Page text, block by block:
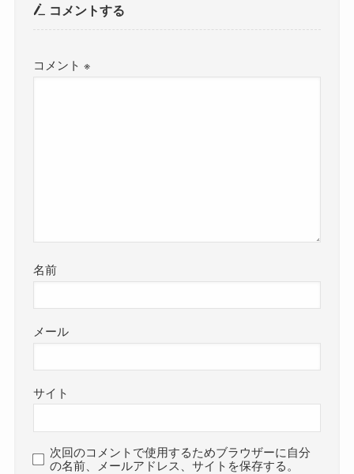
コメントする
コメント※
名前
メール
サイト
次回のコメントで使用するためブラウザーに自分
の名前、メールアドレス、サイトを保存する。